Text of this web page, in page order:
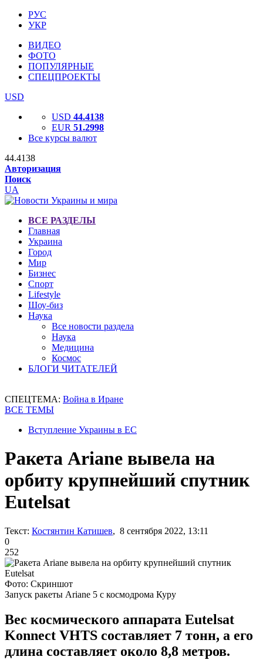
РУС
УКР
ВИДЕО
ФОТО
ПОПУЛЯРНЫЕ
СПЕЦПРОЕКТЫ
USD
USD 44.4138
EUR 51.2998
Все курсы валют
44.4138
Авторизация
Поиск
UA
ВСЕ РАЗДЕЛЫ
Главная
Украина
Город
Мир
Бизнес
Спорт
Lifestyle
Шоу-биз
Наука
Все новости раздела
Наука
Медицина
Космос
БЛОГИ ЧИТАТЕЛЕЙ
СПЕЦТЕМА: Война в Иране
ВСЕ ТЕМЫ
Вступление Украины в ЕС
Ракета Ariane вывела на
орбиту крупнейший спутник
Eutelsat
Текст: Костянтин Катишев, 8 сентября 2022, 13:11
0
252
Фото: Скриншот
Запуск ракеты Ariane 5 с космодрома Куру
Вес космического аппарата Eutelsat
Konnect VHTS составляет 7 тонн, а его
длина составляет около 8,8 метров.